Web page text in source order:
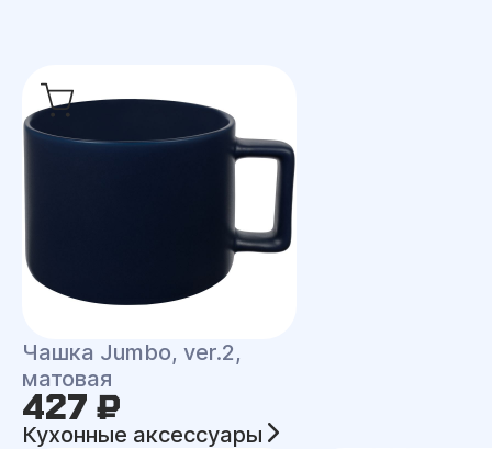
Чашка Jumbo, ver.2,
матовая
427 ₽
Кухонные аксессуары